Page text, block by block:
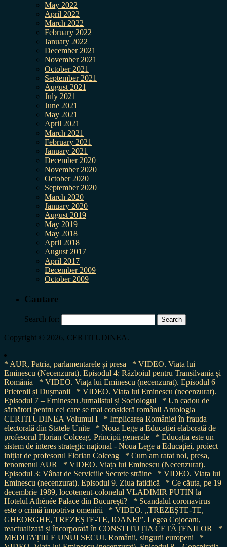
May 2022
April 2022
March 2022
February 2022
January 2022
December 2021
November 2021
October 2021
September 2021
August 2021
July 2021
June 2021
May 2021
April 2021
March 2021
February 2021
January 2021
December 2020
November 2020
October 2020
September 2020
March 2020
January 2020
August 2019
May 2019
May 2018
April 2018
August 2017
April 2017
December 2009
October 2009
Cautare
Search for:
Copyright © 2026, CERTITUDINEA.
* AUR, Patria, parlamentarele și presa
* VIDEO. Viata lui
Eminescu (Necenzurat). Episodul 4: Războiul pentru Transilvania și
România
* VIDEO. Viața lui Eminescu (necenzurat). Episodul 6 –
Prietenii și Dușmanii
* VIDEO. Viața lui Eminescu (necenzurat).
Episodul 7 – Eminescu Jurnalistul și Sociologul
* Un cadou de
sărbători pentru cei care se mai consideră români! Antologia
CERTITUDINEA Volumul I
* Implicarea României în frauda
electorală din Statele Unite
* Noua Lege a Educației elaborată de
profesorul Florian Colceag. Principii generale
* Educația este un
sistem de interes strategic național - Noua Lege a Educației, proiect
inițiat de profesorul Florian Colceag
* Cum am ratat noi, presa,
fenomenul AUR
* VIDEO. Viața lui Eminescu (Necenzurat).
Episodul 3: Vânat de Serviciile Secrete străine
* VIDEO. Viața lui
Eminescu (necenzurat). Episodul 9. Ziua fatidică
* Ce căuta, pe 19
decembrie 1989, locotenent-colonelul VLADIMIR PUTIN la
Hotelul Athénée Palace din București?
* Scandalul coronavirus
este o crimă împotriva omenirii
* VIDEO. „TREZEȘTE-TE,
GHEORGHE, TREZEȘTE-TE, IOANE!”. Legea Cojocaru,
reactualizată și încorporată în CONSTITUȚIA CETĂȚENILOR
*
MEDITAȚIILE UNUI SECUI. Românii, singurii europeni
*